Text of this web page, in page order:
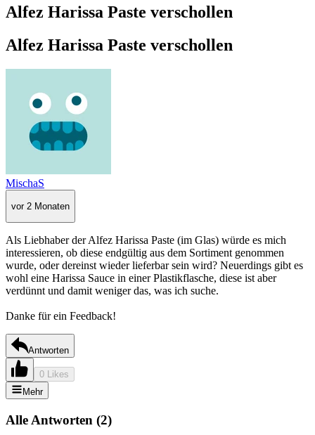
Alfez Harissa Paste verschollen
Alfez Harissa Paste verschollen
MischaS
vor 2 Monaten
Als Liebhaber der Alfez Harissa Paste (im Glas) würde es mich
interessieren, ob diese endgültig aus dem Sortiment genommen
wurde, oder dereinst wieder lieferbar sein wird? Neuerdings gibt es
wohl eine Harissa Sauce in einer Plastikflasche, diese ist aber
verdünnt und damit weniger das, was ich suche.
Danke für ein Feedback!
Antworten
0 Likes
Mehr
Alle Antworten (2)